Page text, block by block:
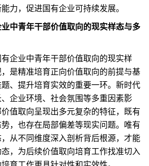
力，促进国有企业可持续发展。
中青年干部价值取向的现实样态与多
业中青年干部价值取向的现实样
是精准培育正向价值取向的前提与基
、提升培育实效的重要一环。新时代
企业环境、社会氛围等多重因素影
值取向呈现出多元复杂的特征，既有
，也存在局部偏差等现实问题。唯有
从不同维度深入剖析背后根源，才能
，为后续价值取向培育工作找准切入